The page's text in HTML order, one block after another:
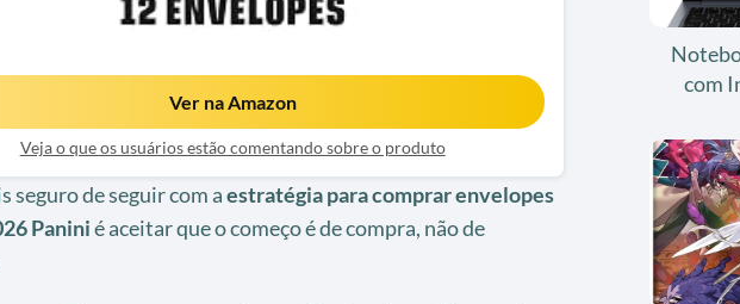
Ver na Amazon
Veja o que os usuários estão comentando sobre o produto
seguro de seguir com aestratégia para comprar envelopes
Paninié aceitar que o começo é de compra, não de
com